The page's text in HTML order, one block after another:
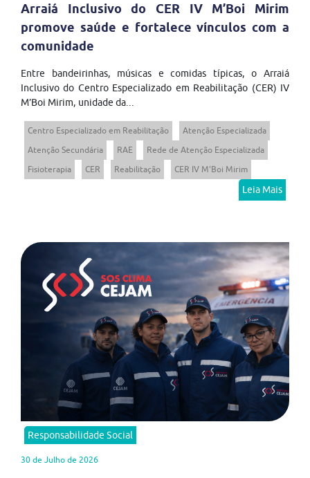
Arraiá Inclusivo do CER IV M’Boi Mirim
promove saúde e fortalece vínculos com a
comunidade
Entre bandeirinhas, músicas e comidas típicas, o Arraiá
Inclusivo do Centro Especializado em Reabilitação (CER) IV
M’Boi Mirim, unidade da...
Centro Especializado em Reabilitação
Atenção Especializada
Atenção Secundária
RAE
Rede de Atenção Especializada
Fisioterapia
CER Reabilitação CER IV M'Boi Mirim
Leia Mais
Responsabilidade Social
30 de Julho de 2026